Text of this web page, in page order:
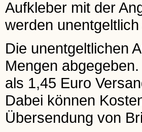
Aufkleber mit der
werden
Die unentgeltlichen
Mengen
als 1,45 Euro
Dabei können
Übersendung von